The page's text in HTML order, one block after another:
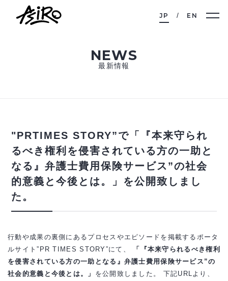
JP EN
NEWS
最新情報
"PRTIMES STORY”で「『本来守られ
るべき権利を侵害されている方の一助と
なる』弁護士費用保険サービス”の社会
的意義と今後とは。」を公開致しまし
た。
行動や成果の裏側にあるプロセスやエピソードを掲載するポータ
ルサイト”PR TIMES STORY”にて、
「『本来守られるべき権利
を侵害されている方の一助となる』弁護士費用保険サービス”の
社会的意義と今後とは。」 を公開致しました。 下記URLより、